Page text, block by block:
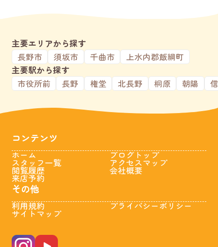
主要エリアから探す
長野市
須坂市 千曲市
上水内郡飯綱町
主要駅から探す
市役所前
長野 権堂 北長野 桐原 朝陽
コンテンツ
ホーム
スタッフ一覧
閲覧履歴
来店予約
ブログトップ
アクセスマップ
会社概要
その他
利用規約
サイトマップ
プライバシーポリシー